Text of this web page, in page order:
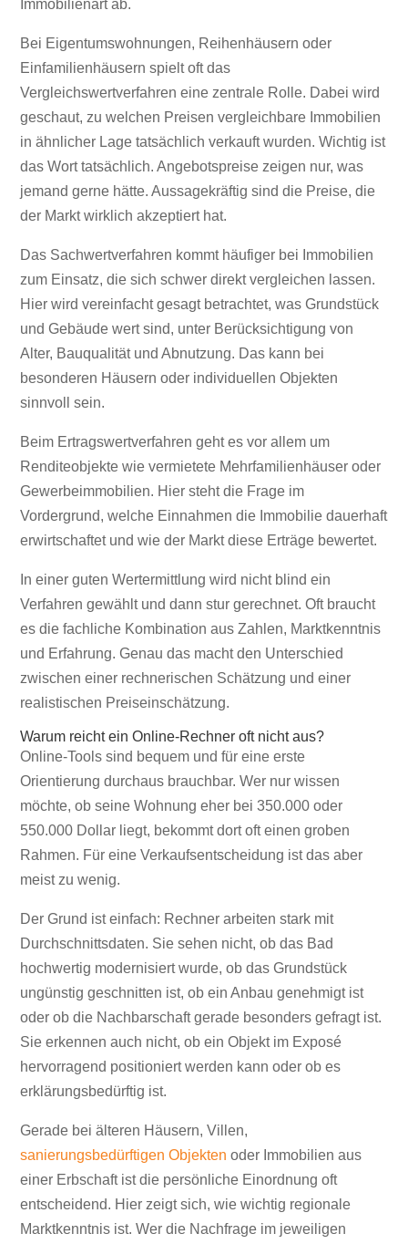
Immobilienart ab.
Bei Eigentumswohnungen, Reihenhäusern oder
Einfamilienhäusern spielt oft das
Vergleichswertverfahren eine zentrale Rolle. Dabei wird
geschaut, zu welchen Preisen vergleichbare Immobilien
in ähnlicher Lage tatsächlich verkauft wurden. Wichtig ist
das Wort tatsächlich. Angebotspreise zeigen nur, was
jemand gerne hätte. Aussagekräftig sind die Preise, die
der Markt wirklich akzeptiert hat.
Das Sachwertverfahren kommt häufiger bei Immobilien
zum Einsatz, die sich schwer direkt vergleichen lassen.
Hier wird vereinfacht gesagt betrachtet, was Grundstück
und Gebäude wert sind, unter Berücksichtigung von
Alter, Bauqualität und Abnutzung. Das kann bei
besonderen Häusern oder individuellen Objekten
sinnvoll sein.
Beim Ertragswertverfahren geht es vor allem um
Renditeobjekte wie vermietete Mehrfamilienhäuser oder
Gewerbeimmobilien. Hier steht die Frage im
Vordergrund, welche Einnahmen die Immobilie dauerhaft
erwirtschaftet und wie der Markt diese Erträge bewertet.
In einer guten Wertermittlung wird nicht blind ein
Verfahren gewählt und dann stur gerechnet. Oft braucht
es die fachliche Kombination aus Zahlen, Marktkenntnis
und Erfahrung. Genau das macht den Unterschied
zwischen einer rechnerischen Schätzung und einer
realistischen Preiseinschätzung.
Warum reicht ein Online-Rechner oft nicht aus?
Online-Tools sind bequem und für eine erste
Orientierung durchaus brauchbar. Wer nur wissen
möchte, ob seine Wohnung eher bei 350.000 oder
550.000 Dollar liegt, bekommt dort oft einen groben
Rahmen. Für eine Verkaufsentscheidung ist das aber
meist zu wenig.
Der Grund ist einfach: Rechner arbeiten stark mit
Durchschnittsdaten. Sie sehen nicht, ob das Bad
hochwertig modernisiert wurde, ob das Grundstück
ungünstig geschnitten ist, ob ein Anbau genehmigt ist
oder ob die Nachbarschaft gerade besonders gefragt ist.
Sie erkennen auch nicht, ob ein Objekt im Exposé
hervorragend positioniert werden kann oder ob es
erklärungsbedürftig ist.
Gerade bei älteren Häusern, Villen,
sanierungsbedürftigen Objekten oder Immobilien aus
einer Erbschaft ist die persönliche Einordnung oft
entscheidend. Hier zeigt sich, wie wichtig regionale
Marktkenntnis ist. Wer die Nachfrage im jeweiligen